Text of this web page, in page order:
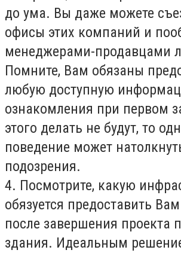
до ума. Вы даже можете
офисы этих компаний и
менеджерами-продавцами
Помните, Вам обязаны
любую доступную
ознакомления при первом
этого делать не будут, то
поведение может
подозрения.
4. Посмотрите, какую
обязуется предоставить
после завершения проекта
здания. Идеальным